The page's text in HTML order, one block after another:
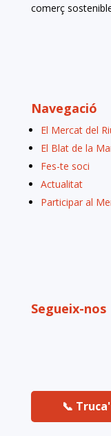
comerç
Navegació
El Mercat del
El Blat de la
Fes-te soci
Actualitat
Participar al
Segueix-nos
📞